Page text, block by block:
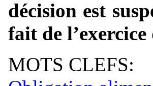
décision est
fait de
MOTS CLEFS: